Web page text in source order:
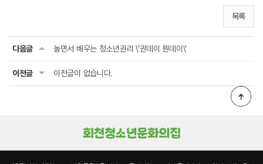
목록
다음글 놀면서 배우는 청소년권리 \'권데이 뭔데이\'
이전글 이전글이 없습니다.